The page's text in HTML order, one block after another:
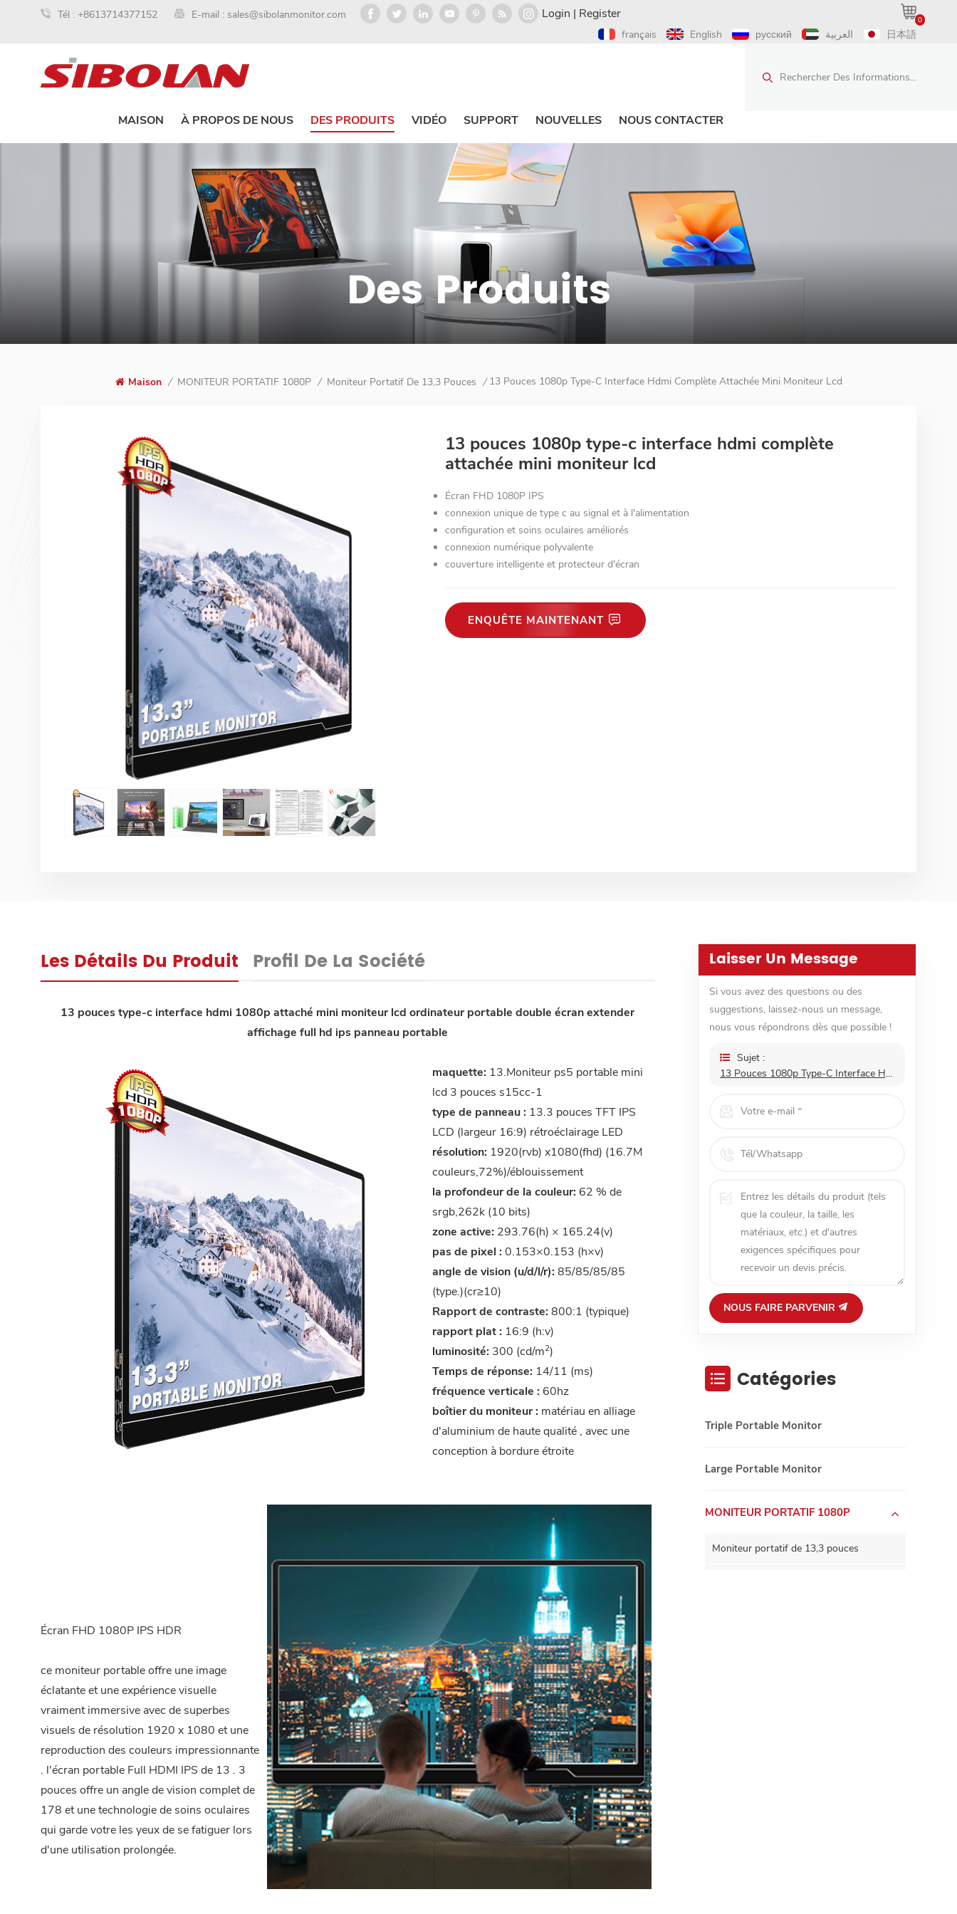
Tél : +8613714377152 E-mail : sales@sibolanmonitor.com 0
Login | Register
français English русский العربية 日本語
Rechercher Des Informations...
MAISON À PROPOS DE NOUS DES PRODUITS VIDÉO SUPPORT NOUVELLES NOUS CONTACTER
Des Produits
Maison / MONITEUR PORTATIF 1080P / Moniteur Portatif De 13,3 Pouces / 13 Pouces 1080p Type-C Interface Hdmi Complète Attachée Mini Moniteur Lcd
13 pouces 1080p type-c interface hdmi complète
attachée mini moniteur lcd
Écran FHD 1080P IPS
connexion unique de type c au signal et à l'alimentation
configuration et soins oculaires améliorés
connexion numérique polyvalente
couverture intelligente et protecteur d'écran
ENQUÊTE MAINTENANT
Les Détails Du Produit Profil De La Société
13 pouces type-c interface hdmi 1080p attaché mini moniteur lcd ordinateur portable double écran extender
affichage full hd ips panneau portable
maquette: 13.Moniteur ps5 portable mini
lcd 3 pouces s15cc-1
type de panneau : 13.3 pouces TFT IPS
LCD (largeur 16:9) rétroéclairage LED
résolution: 1920(rvb) x1080(fhd) (16.7M
couleurs,72%)/éblouissement
la profondeur de la couleur: 62 % de
srgb,262k (10 bits)
zone active: 293.76(h) × 165.24(v)
pas de pixel : 0.153×0.153 (h×v)
angle de vision (u/d/l/r): 85/85/85/85
(type.)(cr≥10)
Rapport de contraste: 800:1 (typique)
rapport plat : 16:9 (h:v)
luminosité: 300 (cd/m2)
Temps de réponse: 14/11 (ms)
fréquence verticale : 60hz
boîtier du moniteur : matériau en alliage
d'aluminium de haute qualité , avec une
conception à bordure étroite
Écran FHD 1080P IPS HDR
ce moniteur portable offre une image
éclatante et une expérience visuelle
vraiment immersive avec de superbes
visuels de résolution 1920 x 1080 et une
reproduction des couleurs impressionnante
. l'écran portable Full HDMI IPS de 13 . 3
pouces offre un angle de vision complet de
178 et une technologie de soins oculaires
qui garde votre les yeux de se fatiguer lors
d'une utilisation prolongée.
Laisser Un Message
Si vous avez des questions ou des
suggestions, laissez-nous un message,
nous vous répondrons dès que possible !
Sujet :
13 Pouces 1080p Type-C Interface Hdmi Complète Attachée Mini Moniteur Lcd
NOUS FAIRE PARVENIR
Catégories
Triple Portable Monitor
Large Portable Monitor
MONITEUR PORTATIF 1080P
Moniteur portatif de 13,3 pouces